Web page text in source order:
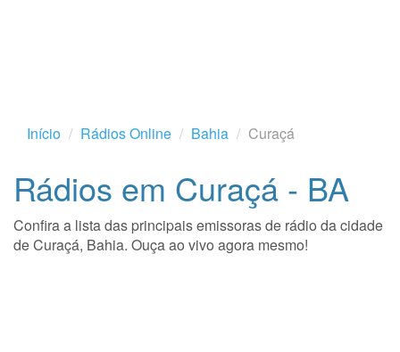
Início Rádios Online Bahia Curaçá
Rádios em Curaçá - BA
Confira a lista das principais emissoras de rádio da cidade
de Curaçá, Bahia. Ouça ao vivo agora mesmo!